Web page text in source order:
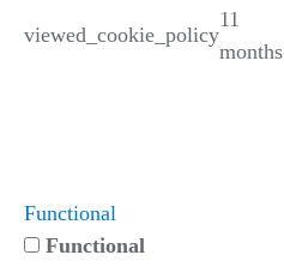
viewed_cookie_policy
11
months
Functional
Functional